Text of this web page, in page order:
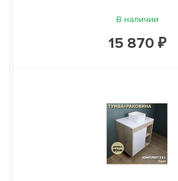
В наличии
15 870 ₽